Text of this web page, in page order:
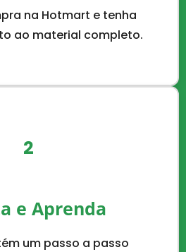
na Hotmart e tenha
ao material completo.
2
e Aprenda
um passo a passo